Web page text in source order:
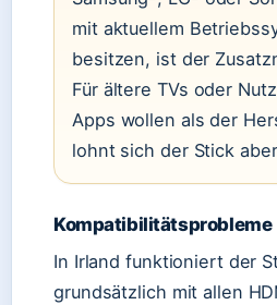
mit aktuellem
besitzen, ist der
Für ältere TVs oder
Apps wollen als der
lohnt sich der Stick
Kompatibilitätsprobleme
In Irland funktioniert der
grundsätzlich mit allen